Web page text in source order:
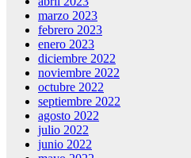
marzo 2023
febrero 2023
enero 2023
diciembre 2022
noviembre 2022
octubre 2022
septiembre 2022
agosto 2022
julio 2022
junio 2022